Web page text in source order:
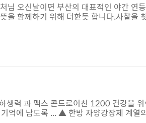
님 오신날이면 부산의 대표적인 야간 연
을 함께하기 위해 더한듯 합니다.사찰을
며 삼광사의 이모저모를 배우기도 합니
전각으로써 국가무령문화재 신응수 대
생력 과 맥스 콘드로이친 1200 건강을
억에 남도록 ... ▲ 한방 자양강장제 계열